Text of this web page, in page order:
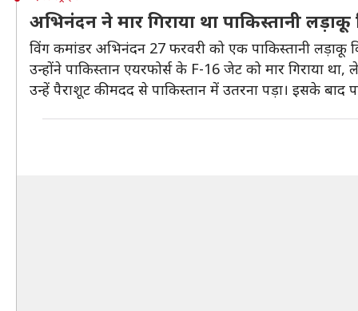
अभिनंदन ने मार गिराया था पाकिस्तानी लड़ाकू
विंग कमांडर अभिनंदन 27 फरवरी को एक पाकिस्तानी लड़ाकू
उन्होंने पाकिस्तान एयरफोर्स के F-16 जेट को मार गिराया
उन्हें पैराशूट की मदद से पाकिस्तान में उतरना पड़ा। इसके बाद